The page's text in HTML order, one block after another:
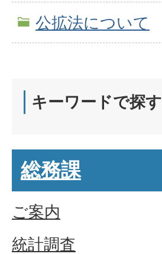
公拡法について
キーワードで探す
総務課
ご案内
統計調査